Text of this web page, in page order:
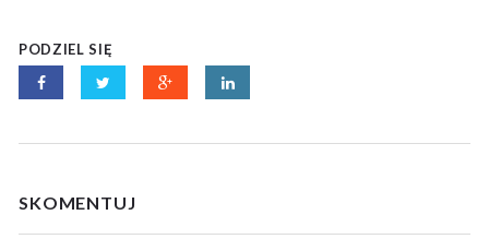
PODZIEL SIĘ
SKOMENTUJ